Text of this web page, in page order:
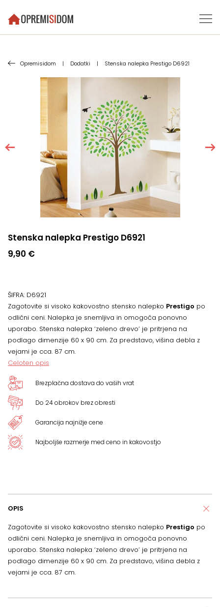
Opremisidom | Dodatki | Stenska nalepka Prestigo D6921
Stenska nalepka Prestigo D6921
9,90 €
ŠIFRA: D6921
Zagotovite si visoko kakovostno stensko nalepko Prestigo po
odlični ceni. Nalepka je snemljiva in omogoča ponovno
uporabo. Stenska nalepka ‘zeleno drevo’ je pritrjena na
podlago dimenzije 60 x 90 cm. Za predstavo, višina debla z
vejami je cca. 87 cm.
Celoten opis
Brezplačna dostava do vaših vrat
Do 24 obrokov brez obresti
Garancija najnižje cene
Najboljše razmerje med ceno in kakovostjo
OPIS
Zagotovite si visoko kakovostno stensko nalepko Prestigo po
odlični ceni. Nalepka je snemljiva in omogoča ponovno
uporabo. Stenska nalepka ‘zeleno drevo’ je pritrjena na
podlago dimenzije 60 x 90 cm. Za predstavo, višina debla z
vejami je cca. 87 cm.